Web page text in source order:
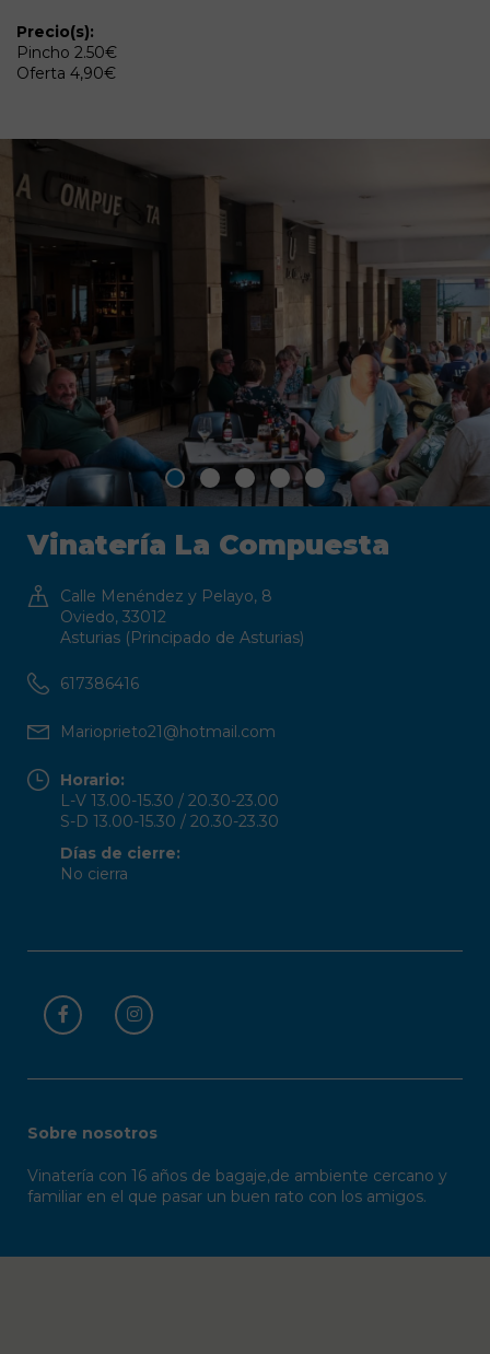
Precio(s):
Pincho 2.50€
Oferta 4,90€
Vinatería La Compuesta
Calle Menéndez y Pelayo, 8
Oviedo, 33012
Asturias (Principado de Asturias)
617386416
Marioprieto21@hotmail.com
Horario:
L-V 13.00-15.30 / 20.30-23.00
S-D 13.00-15.30 / 20.30-23.30
Días de cierre:
No cierra
Sobre nosotros
Vinatería con 16 años de bagaje,de ambiente cercano y
familiar en el que pasar un buen rato con los amigos.